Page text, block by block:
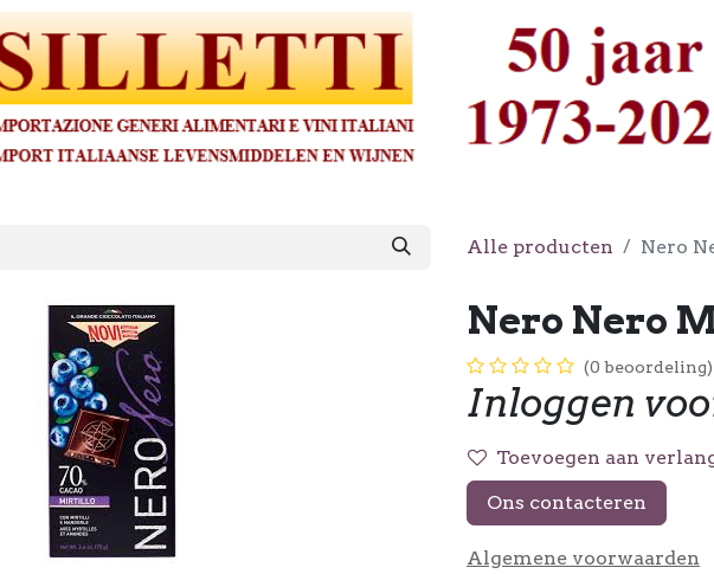
Alle producten Nero
Nero Nero
(0 beoordeling)
Inloggen
Toevoegen aan
Ons contacteren
Algemene voorwaarden